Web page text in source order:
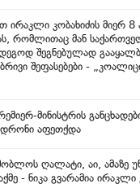
ირაკლი კობახიძის მიერ 8
რომლითაც მან
შეგნებულად
შეფასებები -
მინისტრის
დრონი აფეთქდა
ღალატი, აი, ამაზე
- ნიკა გვარამია ირაკლი